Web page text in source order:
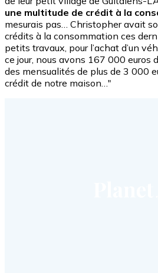
une multitude de crédit à la
mesurais pas… Christopher avait
crédits à la consommation ces
petits travaux, pour l’achat d’un
ce jour, nous avons 167 000 euros
des mensualités de plus de 3 000
crédit de notre maison…"